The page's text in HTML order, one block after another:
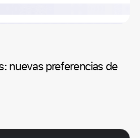
nuevas preferencias de